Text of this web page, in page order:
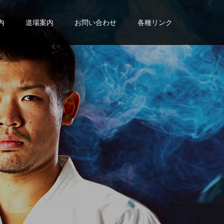
道場案内 お問い合わせ 各種リンク